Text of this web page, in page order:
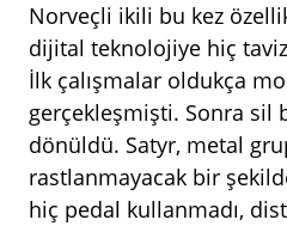
Norveçli ikili bu kez
dijital teknolojiye hiç
İlk çalışmalar oldukça
gerçekleşmişti. Sonra sil
dönüldü. Satyr, metal
rastlanmayacak bir
hiç pedal kullanmadı,